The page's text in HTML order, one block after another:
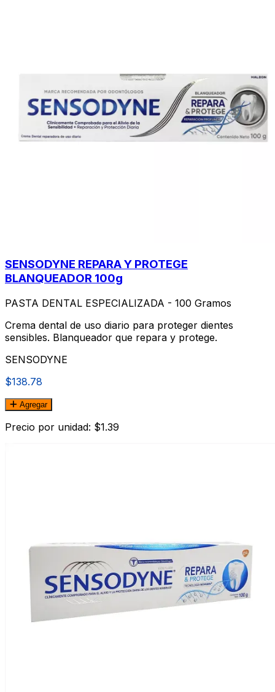
SENSODYNE REPARA Y PROTEGE
BLANQUEADOR 100g
PASTA DENTAL ESPECIALIZADA - 100 Gramos
Crema dental de uso diario para proteger dientes
sensibles. Blanqueador que repara y protege.
SENSODYNE
$138.78
Agregar
Precio por unidad: $1.39